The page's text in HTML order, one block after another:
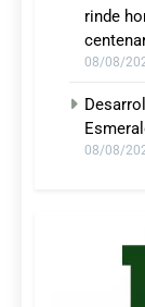
rinde
08/08/
08/08/